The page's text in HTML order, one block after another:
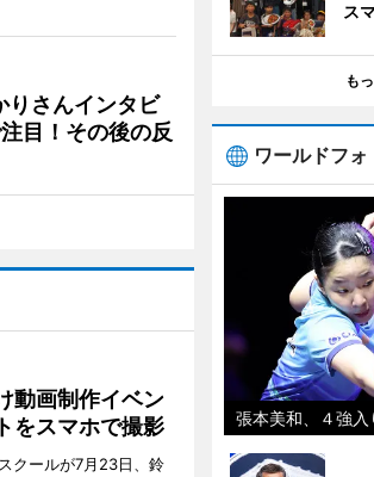
りさんインタビ
目！その後の反
動画制作イベン
をスマホで撮影
クールが7月23日、鈴
ス
も
ワールドフ
張本美和、４強入